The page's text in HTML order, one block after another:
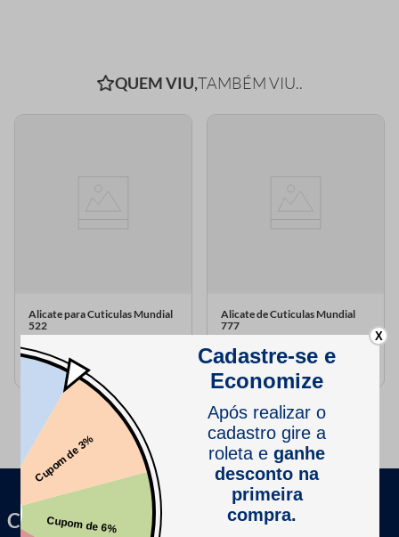
QUEM VIU,TAMBÉM VIU..
Alicate para Cuticulas Mundial
522
Alicate de Cuticulas Mundial
777
Cadastre-se e receba
X